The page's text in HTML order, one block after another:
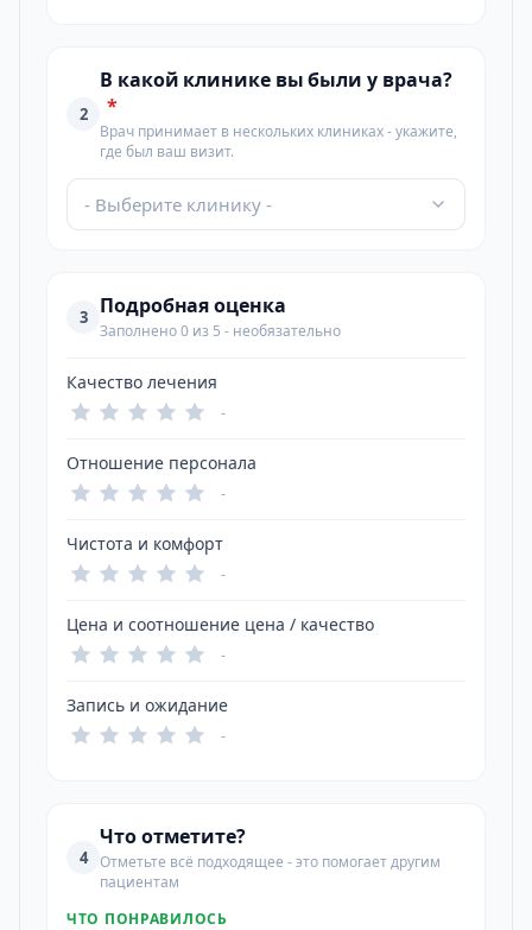
2
В какой клинике вы были у врача?
*
Врач принимает в нескольких клиниках - укажите,
где был ваш визит.
- Выберите клинику -
3 Подробная оценка
Заполнено 0 из 5 - необязательно
Качество лечения
-
Отношение персонала
-
Чистота и комфорт
-
Цена и соотношение цена / качество
-
Запись и ожидание
-
4
Что отметите?
Отметьте всё подходящее - это помогает другим
пациентам
ЧТО ПОНРАВИЛОСЬ